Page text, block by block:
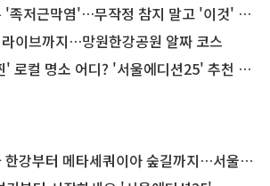
저근막염'…무작정 참지 말고 '이것' 해보세요!
이브까지…망원한강공원 알짜 코스
컬 명소 어디? '서울에디션25' 추천 코스
부터 메타세쿼이아 숲길까지…서울둘레길 15코스